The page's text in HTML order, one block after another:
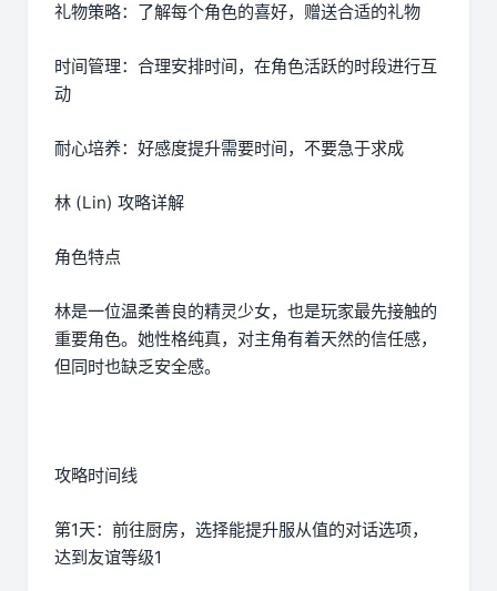
礼物策略：了解每个角色的喜好，赠送合适的礼物
时间管理：合理安排时间，在角色活跃的时段进行互
动
耐心培养：好感度提升需要时间，不要急于求成
林 (Lin) 攻略详解
角色特点
林是一位温柔善良的精灵少女，也是玩家最先接触的
重要角色。她性格纯真，对主角有着天然的信任感，
但同时也缺乏安全感。
攻略时间线
第1天：前往厨房，选择能提升服从值的对话选项，
达到友谊等级1